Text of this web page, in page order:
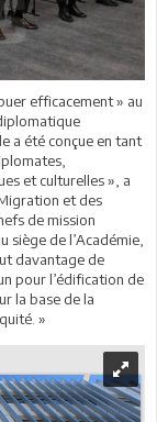
efficacement » au
a été conçue en tant
et culturelles », a
et des
de mission
siège de l’Académie,
davantage de
pour l’édification de
la base de la
»